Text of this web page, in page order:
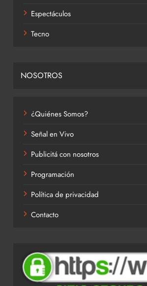
Espectáculos
Tecno
NOSOTROS
¿Quiénes Somos?
Señal en Vivo
Publicitá con nosotros
Programación
Política de privacidad
Contacto